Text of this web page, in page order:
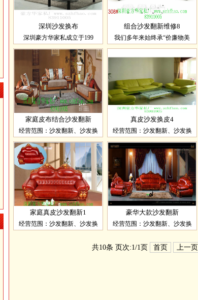
深圳沙发换布
深圳豪方华家私成立于199
组合沙发翻新维修8
我们多年来始终承“价廉物美
家庭皮布结合沙发翻新
经营范围：沙发翻新、沙发换
真皮沙发换皮4
经营范围：沙发翻新、沙发换
家庭真皮沙发翻新1
经营范围：沙发翻新、沙发换
豪华大款沙发翻新
经营范围：沙发翻新、沙发换
共10条 页次:1/1页 首页 上一页